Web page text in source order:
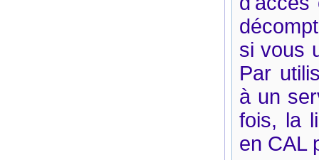
si vous
Par
à un
fois, la
en CAL